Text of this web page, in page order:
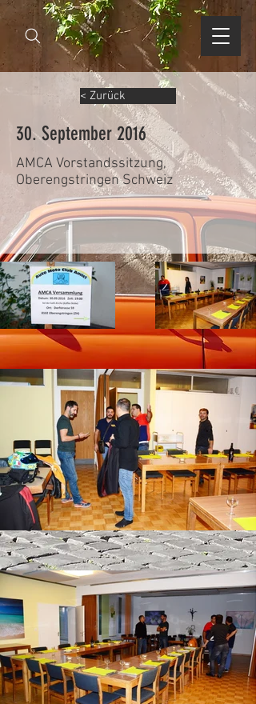
< Zurück
30. September 2016
AMCA Vorstandssitzung,
Oberengstringen Schweiz